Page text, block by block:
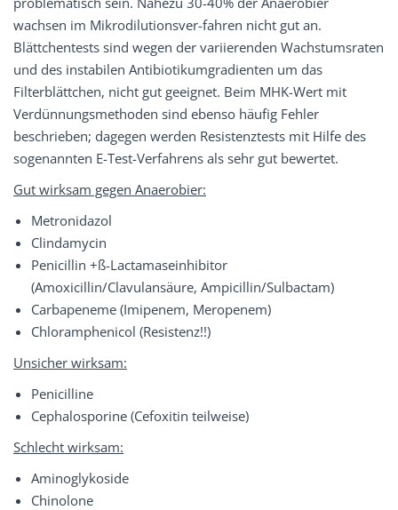
wachsen im Mikrodilutionsver-fahren nicht gut an.
Blättchentests sind wegen der variierenden Wachstumsraten
und des instabilen Antibiotikumgradienten um das
Filterblättchen, nicht gut geeignet. Beim MHK-Wert mit
Verdünnungsmethoden sind ebenso häufig Fehler
beschrieben; dagegen werden Resistenztests mit Hilfe des
sogenannten E-Test-Verfahrens als sehr gut bewertet.
Gut wirksam gegen Anaerobier:
Metronidazol
Clindamycin
Penicillin +ß-Lactamaseinhibitor
(Amoxicillin/Clavulansäure, Ampicillin/Sulbactam)
Carbapeneme (Imipenem, Meropenem)
Chloramphenicol (Resistenz!!)
Unsicher wirksam:
Penicilline
Cephalosporine (Cefoxitin teilweise)
Schlecht wirksam:
Aminoglykoside
Chinolone